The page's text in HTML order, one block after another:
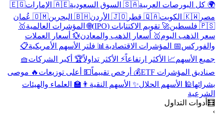
🌍 كل البورصات العربية🇸🇦 السوق السعودية 🇦🇪 الإمارات
🇪🇬
مصر 🇰🇼 الكويت 🇶🇦 قطر 🇯🇴 الأردن 🇧🇭 البحرين
🇴🇲 عُمان
🇵🇸 فلسطين
🚀 تقويم الاكتتابات (IPO) 🌐 المؤشرات العالمية🥇
سعر الذهب اليوم🥇 أسعار الذهب والمعادن💱 أسعار العملات
والفوركس📅 المؤشرات الاقتصادية 📊 فلتر الأسهم الأمريكية📋
جميع الأسهم📈 الأكثر ارتفاعاً⚡ الأكثر تداولاً🏆 أكبر الشركات🧺
صناديق المؤشرات ETF
💰 أرخص تقييماً💵 أعلى توزيعات 🔥 موصى
بشرائها🕌 الأسهم الحلال✨ الأسهم النقية 👨‍🏫 العلماء والهيئات
الشرعية
🧮 أدوات التداول
›